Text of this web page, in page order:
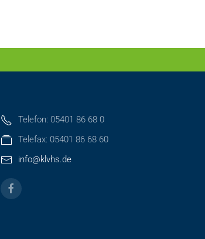
Telefon: 05401 86 68 0
Telefax: 05401 86 68 60
info@klvhs.de